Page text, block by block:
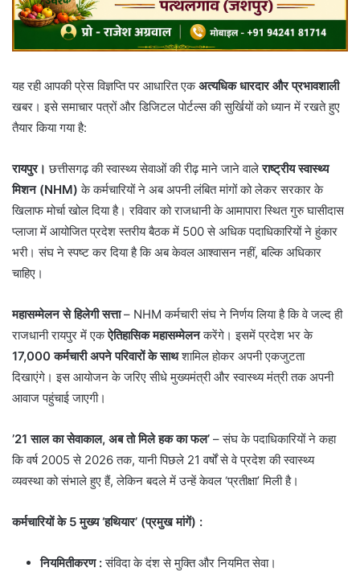
यह रही आपकी प्रेस विज्ञप्ति पर आधारित एकअत्यधिक धारदार और प्रभावशाली
खबर। इसे समाचार पत्रों और डिजिटल पोर्टल्स की सुर्खियों को ध्यान में रखते हुए
तैयार किया गया है:
रायपुर। छत्तीसगढ़ की स्वास्थ्य सेवाओं की रीढ़ माने जाने वालेराष्ट्रीय स्वास्थ्य
मिशन (NHM) के कर्मचारियों ने अब अपनी लंबित मांगों को लेकर सरकार के
खिलाफ मोर्चा खोल दिया है। रविवार को राजधानी के आमापारा स्थित गुरु घासीदास
प्लाजा में आयोजित प्रदेश स्तरीय बैठक में 500 से अधिक पदाधिकारियों ने हुंकार
भरी। संघ ने स्पष्ट कर दिया है कि अब केवल आश्वासन नहीं, बल्कि अधिकार
चाहिए।
महासम्मेलन से हिलेगी सत्ता– NHM कर्मचारी संघ ने निर्णय लिया है कि वे जल्द ही
राजधानी रायपुर में एकऐतिहासिक महासम्मेलनकरेंगे। इसमें प्रदेश भर के
17,000 कर्मचारी अपने परिवारों के साथशामिल होकर अपनी एकजुटता
दिखाएंगे। इस आयोजन के जरिए सीधे मुख्यमंत्री और स्वास्थ्य मंत्री तक अपनी
आवाज पहुंचाई जाएगी।
’21 साल का सेवाकाल, अब तो मिले हक का फल’ – संघ के पदाधिकारियों ने कहा
कि वर्ष 2005 से 2026 तक, यानी पिछले 21 वर्षों से वे प्रदेश की स्वास्थ्य
व्यवस्था को संभाले हुए हैं, लेकिन बदले में उन्हें केवल ‘प्रतीक्षा’ मिली है।
कर्मचारियों के 5 मुख्य ‘हथियार’ (प्रमुख मांगें) :
नियमितीकरण :संविदा के दंश से मुक्ति और नियमित सेवा।